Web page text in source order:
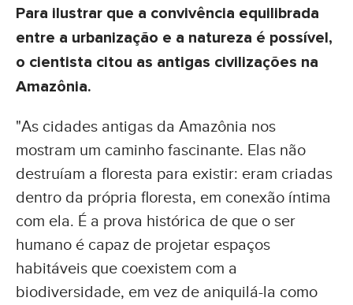
Para ilustrar que a convivência equilibrada
entre a urbanização e a natureza é possível,
o cientista citou as antigas civilizações na
Amazônia.
"As cidades antigas da Amazônia nos
mostram um caminho fascinante. Elas não
destruíam a floresta para existir: eram criadas
dentro da própria floresta, em conexão íntima
com ela. É a prova histórica de que o ser
humano é capaz de projetar espaços
habitáveis que coexistem com a
biodiversidade, em vez de aniquilá-la como